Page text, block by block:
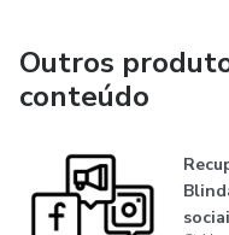
Outros
conteúdo